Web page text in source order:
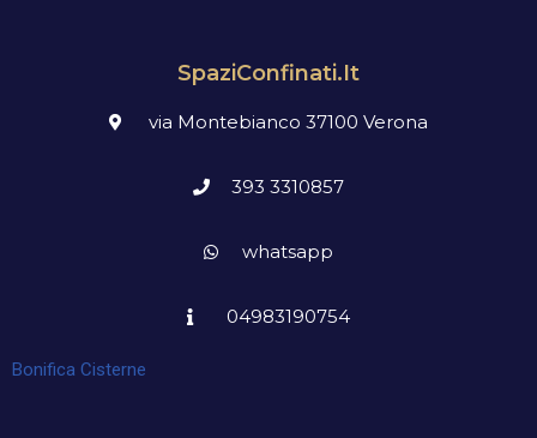
SpaziConfinati.it
via Montebianco 37100 Verona
393 3310857
whatsapp
04983190754
Bonifica Cisterne